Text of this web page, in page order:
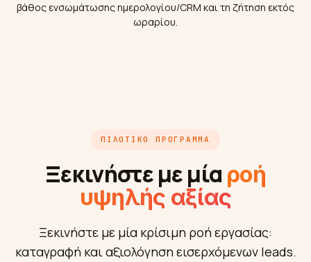
βάθος ενσωμάτωσης ημερολογίου/CRM και τη ζήτηση εκτός
ωραρίου.
ΠΙΛΟΤΙΚΌ ΠΡΌΓΡΑΜΜΑ
Ξεκινήστε με μία ροή
υψηλής αξίας
Ξεκινήστε με μία κρίσιμη ροή εργασίας:
καταγραφή και αξιολόγηση εισερχόμενων leads.